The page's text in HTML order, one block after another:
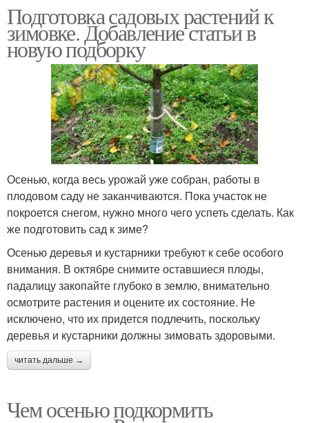
Подготовка садовых растений к
зимовке. Добавление статьи в
новую подборку
Осенью, когда весь урожай уже собран, работы в
плодовом саду не заканчиваются. Пока участок не
покроется снегом, нужно много чего успеть сделать. Как
же подготовить сад к зиме?
Осенью деревья и кустарники требуют к себе особого
внимания. В октябре снимите оставшиеся плоды,
падалицу закопайте глубоко в землю, внимательно
осмотрите растения и оцените их состояние. Не
исключено, что их придется подлечить, поскольку
деревья и кустарники должны зимовать здоровыми.
читать дальше →
Чем осенью подкормить